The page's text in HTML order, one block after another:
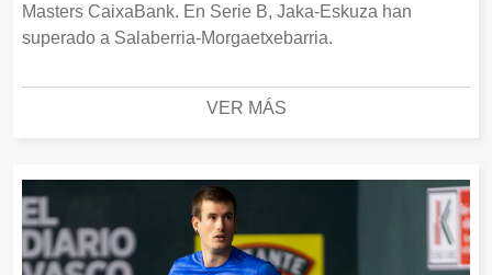
Masters CaixaBank. En Serie B, Jaka-Eskuza han
superado a Salaberria-Morgaetxebarria.
VER MÁS